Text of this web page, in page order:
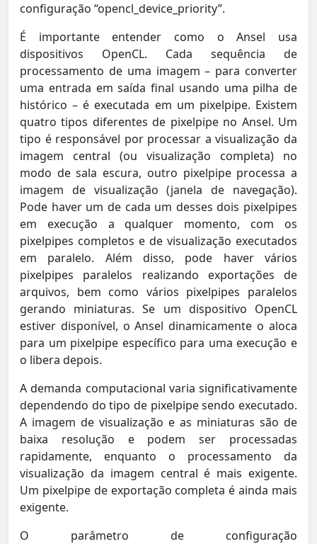
configuração “opencl_device_priority”.
É importante entender como o Ansel usa
dispositivos OpenCL. Cada sequência de
processamento de uma imagem – para converter
uma entrada em saída final usando uma pilha de
histórico – é executada em um pixelpipe. Existem
quatro tipos diferentes de pixelpipe no Ansel. Um
tipo é responsável por processar a visualização da
imagem central (ou visualização completa) no
modo de sala escura, outro pixelpipe processa a
imagem de visualização (janela de navegação).
Pode haver um de cada um desses dois pixelpipes
em execução a qualquer momento, com os
pixelpipes completos e de visualização executados
em paralelo. Além disso, pode haver vários
pixelpipes paralelos realizando exportações de
arquivos, bem como vários pixelpipes paralelos
gerando miniaturas. Se um dispositivo OpenCL
estiver disponível, o Ansel dinamicamente o aloca
para um pixelpipe específico para uma execução e
o libera depois.
A demanda computacional varia significativamente
dependendo do tipo de pixelpipe sendo executado.
A imagem de visualização e as miniaturas são de
baixa resolução e podem ser processadas
rapidamente, enquanto o processamento da
visualização da imagem central é mais exigente.
Um pixelpipe de exportação completa é ainda mais
exigente.
O parâmetro de configuração